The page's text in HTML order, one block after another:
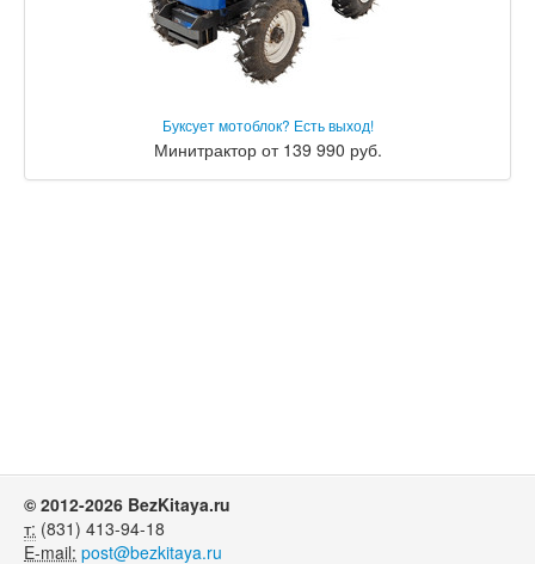
Буксует мотоблок? Есть выход!
Минитрактор от 139 990 руб.
© 2012-2026 BezKitaya.ru
т: (831) 413-94-18
E-mail: post@bezkitaya.ru